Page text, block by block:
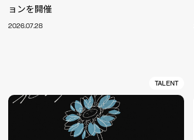
ョンを開催
2026.07.28
TALENT